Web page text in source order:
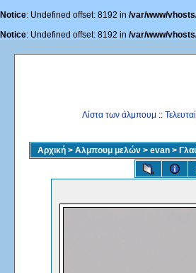
Notice: Undefined offset: 8192 in /var/www/
Notice: Undefined offset: 8192 in /var/www/
Λίστα των άλμπουμ ::
Αρχική > Αλμπουμ μελών > evan >